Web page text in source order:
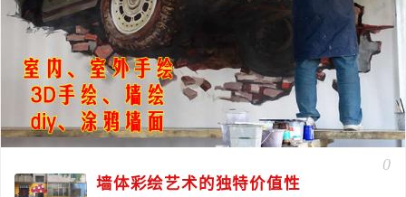
0
墙体彩绘艺术的独特价值性